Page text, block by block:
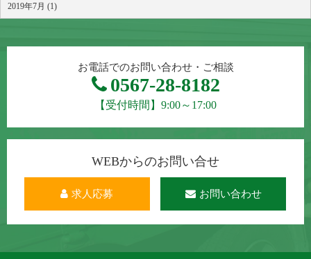
2019年7月 (1)
お電話でのお問い合わせ・ご相談
0567-28-8182
【受付時間】9:00～17:00
WEBからのお問い合せ
求人応募 お問い合わせ